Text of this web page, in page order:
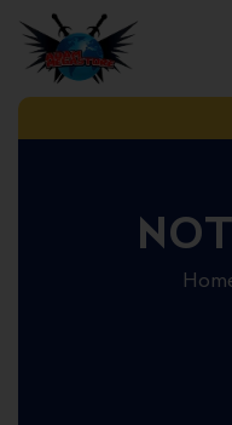
content